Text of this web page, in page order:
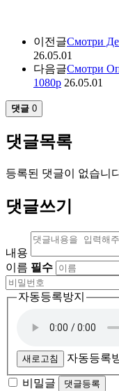
이전글Смотри
26.05.01
다음글Смотри
1080p 26.05.01
댓글 0
댓글목록
등록된 댓글이 없습니
댓글쓰기
내용
이름 필수
자동등록방지
새로고침 자동등록
비밀글 댓글등록